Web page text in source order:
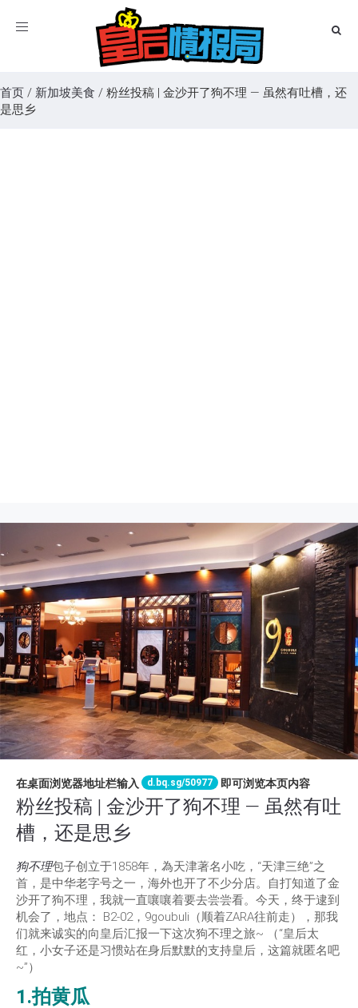
Toggle
首页 / 新加坡美食 / 粉丝投稿 | 金沙开了狗不理 — 虽然有吐槽，还
是思乡
在桌面浏览器地址栏输入 d.bq.sg/50977 即可浏览本页内容
粉丝投稿 | 金沙开了狗不理 — 虽然有吐
槽，还是思乡
狗不理包子创立于1858年，為天津著名小吃，“天津三绝”之
首，是中华老字号之一，海外也开了不少分店。自打知道了金
沙开了狗不理，我就一直嚷嚷着要去尝尝看。今天，终于逮到
机会了，地点： B2-02，9goubuli（顺着ZARA往前走），那我
们就来诚实的向皇后汇报一下这次狗不理之旅~ （“皇后太
红，小女子还是习惯站在身后默默的支持皇后，这篇就匿名吧
~”）
1.拍黄瓜